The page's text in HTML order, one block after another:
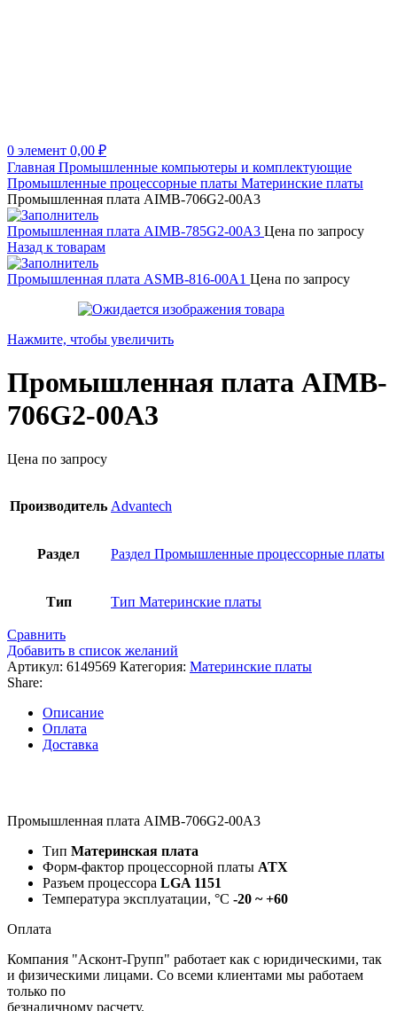
0 элемент 0,00 ₽
Главная Промышленные компьютеры и комплектующие
Промышленные процессорные платы Материнские платы
Промышленная плата AIMB-706G2-00A3
Промышленная плата AIMB-785G2-00A3 Цена по запросу
Назад к товарам
Промышленная плата ASMB-816-00A1 Цена по запросу
Нажмите, чтобы увеличить
Промышленная плата AIMB-
706G2-00A3
Цена по запросу
Производитель Advantech
Раздел Раздел Промышленные процессорные платы
Тип Тип Материнские платы
Сравнить
Добавить в список желаний
Артикул: 6149569 Категория: Материнские платы
Share:
Описание
Оплата
Доставка
Промышленная плата AIMB-706G2-00A3
Тип Материнская плата
Форм-фактор процессорной платы ATX
Разъем процессора LGA 1151
Температура эксплуатации, °C -20 ~ +60
Оплата
Компания "Асконт-Групп" работает как с юридическими, так
и физическими лицами. Со всеми клиентами мы работаем
только по
безналичному расчету.